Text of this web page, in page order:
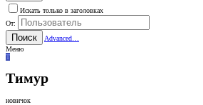
Искать только в заголовках
От:
Поиск
Advanced…
Меню
Т
Тимур
новичок